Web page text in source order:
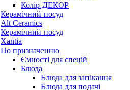
Колір ДЕКОР
Керамічний посуд
Alt Ceramics
Керамічний посуд
Xantia
По призначенню
Ємності для спецій
Блюда
Блюда для запікання
Блюда для подачі